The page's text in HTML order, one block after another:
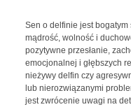
Sen o delfinie jest bogatym
mądrość, wolność i
pozytywne przesłanie,
emocjonalnej i głębszych
nieżywy delfin czy
lub nierozwiązanymi
jest zwrócenie uwagi na